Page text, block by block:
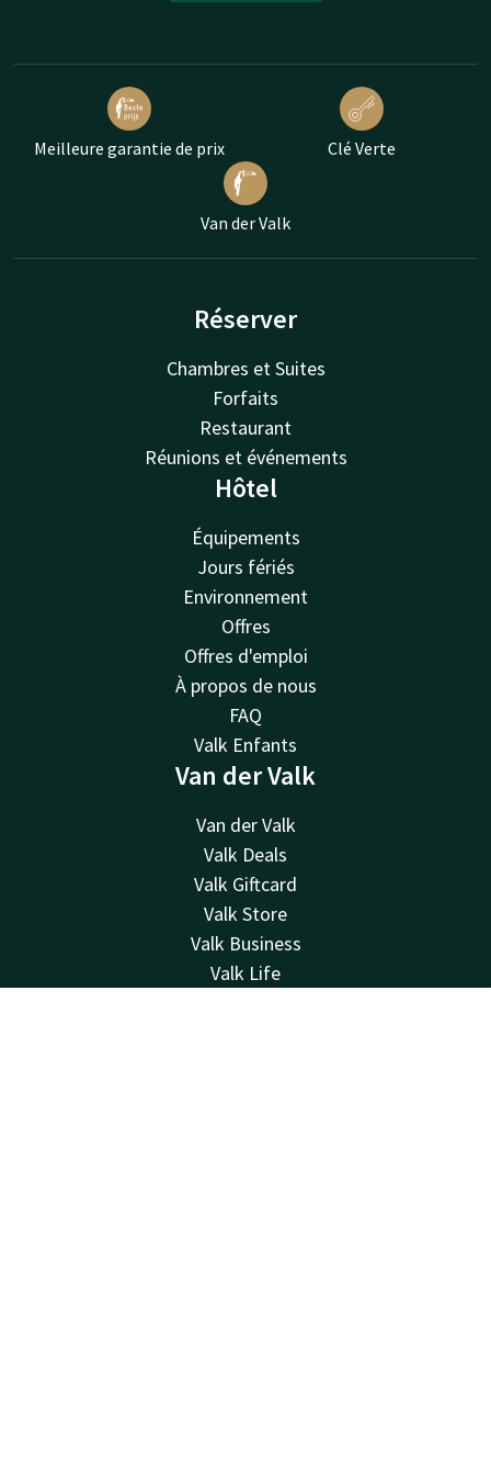
Meilleure garantie de prix Clé Verte
Van der Valk
Réserver
Chambres et Suites
Forfaits
Restaurant
Réunions et événements
Hôtel
Équipements
Jours fériés
Environnement
Offres
Offres d'emploi
À propos de nous
FAQ
Valk Enfants
Van der Valk
Van der Valk
Valk Deals
Valk Giftcard
Valk Store
Valk Business
Valk Life